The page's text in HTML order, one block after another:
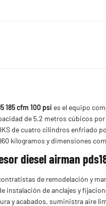
185 cfm 100 psi es el equipo
de 5.2 metros cúbicos
de cuatro cilindros enfriado
kilogramos y dimensiones
diesel airman
de remodelación y
instalación de anclajes y
y acabados, suministra aire